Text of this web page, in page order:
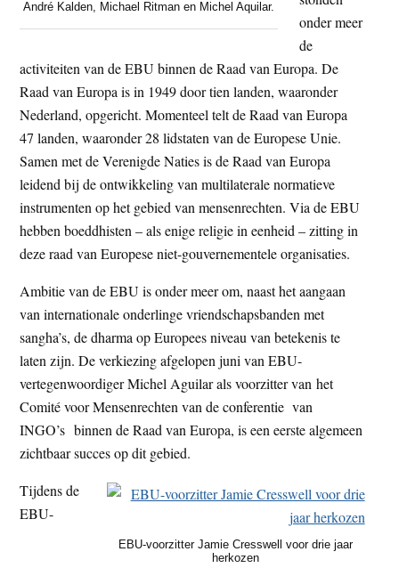
André Kalden, Michael Ritman en Michel Aquilar.
onder meer
de
activiteiten van de EBU binnen de Raad van Europa. De
Raad van Europa is in 1949 door tien landen, waaronder
Nederland, opgericht. Momenteel telt de Raad van Europa
47 landen, waaronder 28 lidstaten van de Europese Unie.
Samen met de Verenigde Naties is de Raad van Europa
leidend bij de ontwikkeling van multilaterale normatieve
instrumenten op het gebied van mensenrechten. Via de EBU
hebben boeddhisten – als enige religie in eenheid – zitting in
deze raad van Europese niet-gouvernementele organisaties.
Ambitie van de EBU is onder meer om, naast het aangaan
van internationale onderlinge vriendschapsbanden met
sangha’s, de dharma op Europees niveau van betekenis te
laten zijn. De verkiezing afgelopen juni van EBU-
vertegenwoordiger Michel Aguilar als voorzitter van het
Comité voor Mensenrechten van de conferentie van
INGO’s binnen de Raad van Europa, is een eerste algemeen
zichtbaar succes op dit gebied.
EBU-voorzitter Jamie Cresswell voor drie jaar
herkozen
Tijdens de
EBU-